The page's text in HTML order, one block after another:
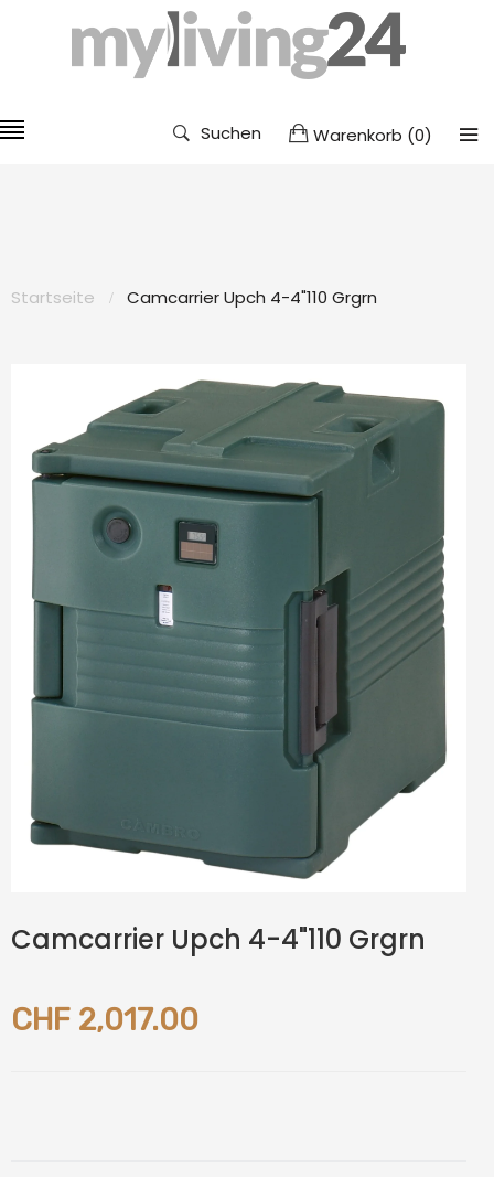
Suchen Warenkorb (0)
Startseite Camcarrier Upch 4-4"110 Grgrn
Camcarrier Upch 4-4"110 Grgrn
CHF 2,017.00